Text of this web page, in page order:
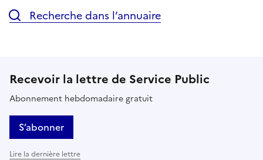
Recherche dans l’annuaire
Recevoir la lettre de Service Public
Abonnement hebdomadaire gratuit
S’abonner
Lire la dernière lettre